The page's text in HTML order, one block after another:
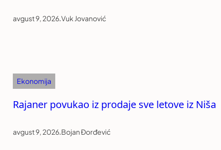
avgust 9, 2026.Vuk Jovanović
Ekonomija
Rajaner povukao iz prodaje sve letove iz Niša
avgust 9, 2026.Bojan Đorđević